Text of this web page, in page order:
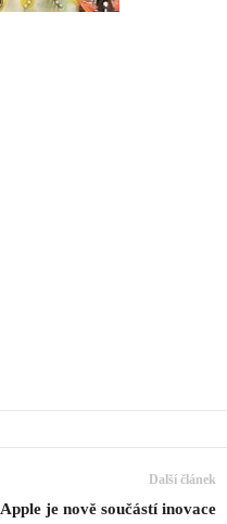
Další článek
Apple je nově součástí inovace